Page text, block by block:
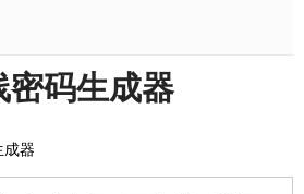
密码生成器
成器